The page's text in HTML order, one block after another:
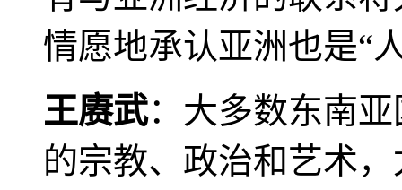
情愿地承认亚洲也是“
王赓武：大多数东南
的宗教、政治和艺术